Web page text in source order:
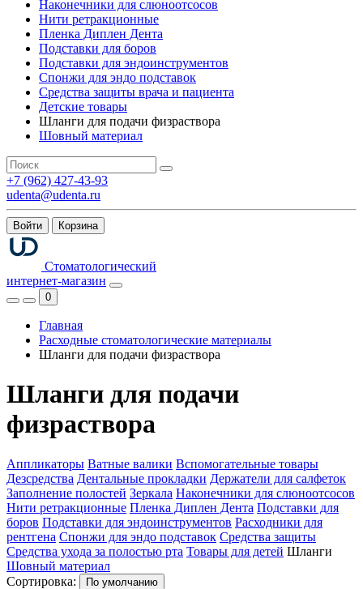
Наконечники для слюноотсосов
Нити ретракционные
Пленка Диплен Дента
Подставки для боров
Подставки для эндоинструментов
Спонжи для эндо подставок
Средства защиты врача и пациента
Детские товары
Шланги для подачи физраствора
Шовный материал
+7 (962) 427-43-93
udenta@udenta.ru
Войти Корзина
Стоматологический
интернет-магазин
0
Главная
Расходные стоматологические материалы
Шланги для подачи физраствора
Шланги для подачи
физраствора
Аппликаторы Ватные валики Вспомогательные товары
Дезсредства Дентальные прокладки Держатели для салфеток
Заполнение полостей Зеркала Наконечники для слюноотсосов
Нити ретракционные Пленка Диплен Дента Подставки для
боров Подставки для эндоинструментов Расходники для
рентгена Спонжи для эндо подставок Средства защиты
Средства ухода за полостью рта Товары для детей Шланги
Шовный материал
Сортировка:
По умолчанию